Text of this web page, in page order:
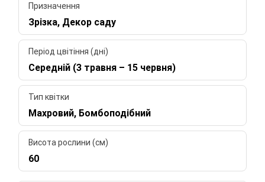
Призначення
Зрізка, Декор саду
Період цвітіння (дні)
Середній (3 травня – 15 червня)
Тип квітки
Махровий, Бомбоподібний
Висота рослини (см)
60